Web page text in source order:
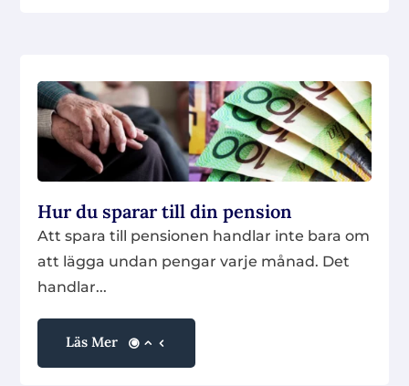
Hur du sparar till din pension
Att spara till pensionen handlar inte bara om
att lägga undan pengar varje månad. Det
handlar...
Läs Mer